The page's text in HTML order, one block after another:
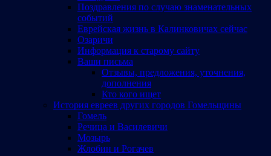
Поздравления по случаю знаменательных
событий
Еврейская жизнь в Калинковичах сейчас
Озаричи
Информация к старому сайту
Ваши письма
Отзывы, предложения, уточнения,
дополнения
Кто кого ищет
История евреев других городов Гомельщины
Гомель
Речица и Василевичи
Мозырь
Жлобин и Рогачев